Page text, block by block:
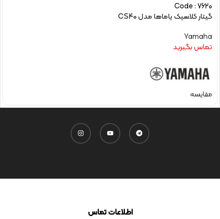
Code : 7620
گیتار کلاسیک یاماها مدل CS40
Yamaha
تماس بگیرید
مقایسه
اطلاعات تماس